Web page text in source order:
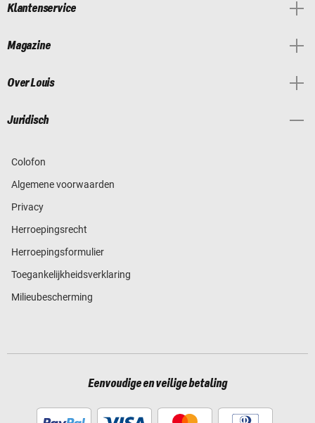
Klantenservice
Magazine
Over Louis
Juridisch
Colofon
Algemene voorwaarden
Privacy
Herroepingsrecht
Herroepingsformulier
Toegankelijkheidsverklaring
Milieubescherming
Eenvoudige en veilige betaling